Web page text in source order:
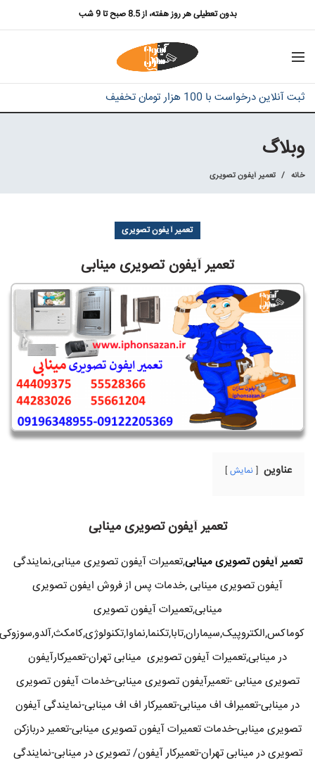
بدون تعطیلی هر روز هفته، از 8.5 صبح تا 9 شب
ثبت آنلاین درخواست با 100 هزار تومان تخفیف
وبلاگ
خانه تعمیر آیفون تصویری
تعمیر آیفون تصویری
تعمیر آیفون تصویری مینابی
عناوین نمایش
تعمیر آیفون تصویری مینابی
تعمیر آیفون تصویری مینابی,تعمیرات آیفون تصویری مینابی,نمایندگی
آیفون تصویری مینابی ,خدمات پس از فروش ایفون تصویری
مینابی,تعمیرات آیفون تصویری
کوماکس,الکتروپیک,سیماران,تابا,تکنما,نماوا,تکنولوژی,کامکث,آلدو,سوزوکی
در مینابی,تعمیرات آیفون تصویری مینابی تهران-تعمیرکارآیفون
تصویری مینابی -تعمیرآیفون تصویری مینابی-خدمات آیفون تصویری
در مینابی-تعمیراف اف مینابی-تعمیرکار اف اف مینابی-نمایندگی آیفون
تصویری مینابی-خدمات تعمیرات آیفون تصویری مینابی-تعمیر دربازکن
تصویری در مینابی تهران-تعمیرکار آیفون/ تصویری در مینابی-نمایندگی